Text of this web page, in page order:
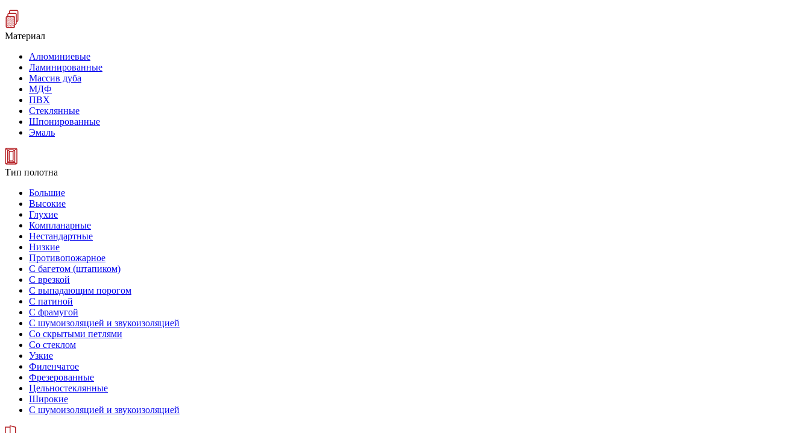
Материал
Алюминиевые
Ламинированные
Массив дуба
МДФ
ПВХ
Стеклянные
Шпонированные
Эмаль
Тип полотна
Большие
Высокие
Глухие
Компланарные
Нестандартные
Низкие
Противопожарное
С багетом (штапиком)
С врезкой
С выпадающим порогом
С патиной
С фрамугой
С шумоизоляцией и звукоизоляцией
Со скрытыми петлями
Со стеклом
Узкие
Филенчатое
Фрезерованные
Цельностеклянные
Широкие
С шумоизоляцией и звукоизоляцией